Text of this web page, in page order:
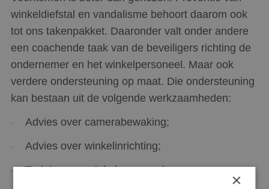
winkeldiefstal en vandalisme behoort daarom ook
tot ons takenpakket. Daaronder valt onder andere
een coachende taak van de beveiligers richting de
ondernemer en het winkelpersoneel. Maar ook
verdere ondersteuning op maat. Die ondersteuning
kan bestaan uit de volgende werkzaamheden:
Advies over camerabewaking;
Advies over winkelinrichting;
Training van winkelpersoneel.
×